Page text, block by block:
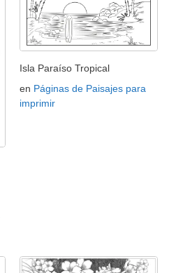
Isla Paraíso Tropical
en Páginas de Paisajes para
imprimir